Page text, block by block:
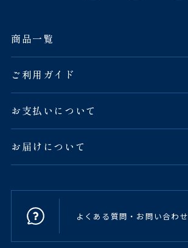
商品一覧
ご利用ガイド
お支払いについて
お届けについて
よくある質問・お問い合わせ